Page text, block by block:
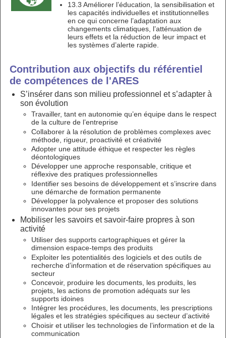
13.3 Améliorer l’éducation, la sensibilisation et
les capacités individuelles et institutionnelles
en ce qui concerne l’adaptation aux
changements climatiques, l’atténuation de
leurs effets et la réduction de leur impact et
les systèmes d’alerte rapide.
Contribution aux objectifs du référentiel
de compétences de l'ARES
S’insérer dans son milieu professionnel et s’adapter à
son évolution
Travailler, tant en autonomie qu’en équipe dans le respect
de la culture de l’entreprise
Collaborer à la résolution de problèmes complexes avec
méthode, rigueur, proactivité et créativité
Adopter une attitude éthique et respecter les règles
déontologiques
Développer une approche responsable, critique et
réflexive des pratiques professionnelles
Identifier ses besoins de développement et s’inscrire dans
une démarche de formation permanente
Développer la polyvalence et proposer des solutions
innovantes pour ses projets
Mobiliser les savoirs et savoir-faire propres à son
activité
Utiliser des supports cartographiques et gérer la
dimension espace-temps des produits
Exploiter les potentialités des logiciels et des outils de
recherche d’information et de réservation spécifiques au
secteur
Concevoir, produire les documents, les produits, les
projets, les actions de promotion adéquats sur les
supports idoines
Intégrer les procédures, les documents, les prescriptions
légales et les stratégies spécifiques au secteur d’activité
Choisir et utiliser les technologies de l’information et de la
communication